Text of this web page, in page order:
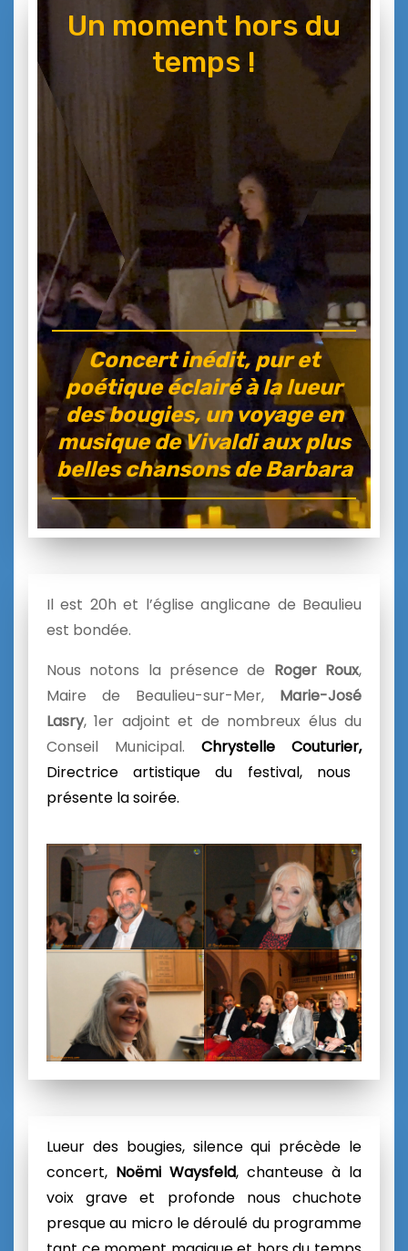
Un moment hors du
temps !
Concert inédit, pur et
poétique éclairé à la lueur
des bougies, un voyage en
musique de Vivaldi aux plus
belles chansons de Barbara
Il est 20h et l’église anglicane de Beaulieu
est bondée.
Nous notons la présence de Roger Roux,
Maire de Beaulieu-sur-Mer, Marie-José
Lasry, 1er adjoint et de nombreux élus du
Conseil Municipal. Chrystelle Couturier,
Directrice artistique du festival, nous
présente la soirée.
Lueur des bougies, silence qui précède le
concert, Noëmi Waysfeld, chanteuse à la
voix grave et profonde nous chuchote
presque au micro le déroulé du programme